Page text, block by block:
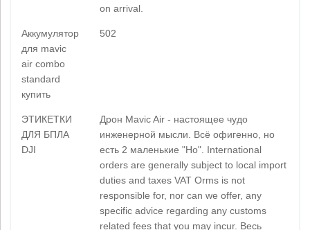
on arrival.
Аккумулятор
для mavic
air combo
standard
купить
502
ЭТИКЕТКИ
ДЛЯ БПЛА
DJI
Дрон Mavic Air - настоящее чудо
инженерной мысли. Всё офигенно, но
есть 2 маленькие "Но". International
orders are generally subject to local import
duties and taxes VAT Orms is not
responsible for, nor can we offer, any
specific advice regarding any customs
related fees that you may incur. Весь